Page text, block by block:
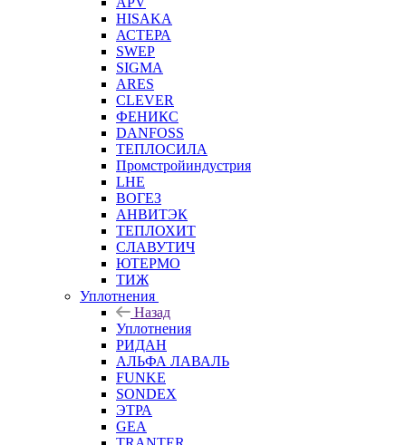
HISAKA
АСТЕРА
SWEP
SIGMA
ARES
CLEVER
ФЕНИКС
DANFOSS
ТЕПЛОСИЛА
Промстройиндустрия
LHE
ВОГЕЗ
АНВИТЭК
ТЕПЛОХИТ
СЛАВУТИЧ
ЮТЕРМО
ТИЖ
Уплотнения
Назад
Уплотнения
РИДАН
АЛЬФА ЛАВАЛЬ
FUNKE
SONDEX
ЭТРА
GEA